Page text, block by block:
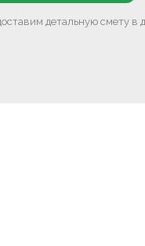
детальную смету в